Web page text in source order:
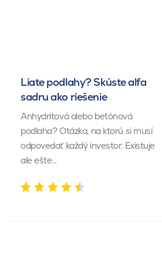
Liate podlahy? Skúste alfa
sadru ako riešenie
Anhydritová alebo betónová
podlaha? Otázka, na ktorú si musí
odpovedať každý investor. Existuje
ale ešte…